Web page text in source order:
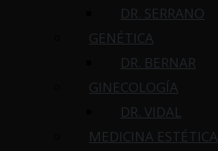
DR. SERRANO
GENÉTICA
DR. BERNAR
GINECOLOGÍA
DR. VIDAL
MEDICINA ESTÉTICA